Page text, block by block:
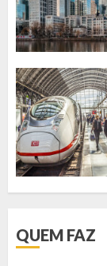
QUEM FAZ